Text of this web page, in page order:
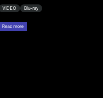
VIDEO Blu-ray
Read more